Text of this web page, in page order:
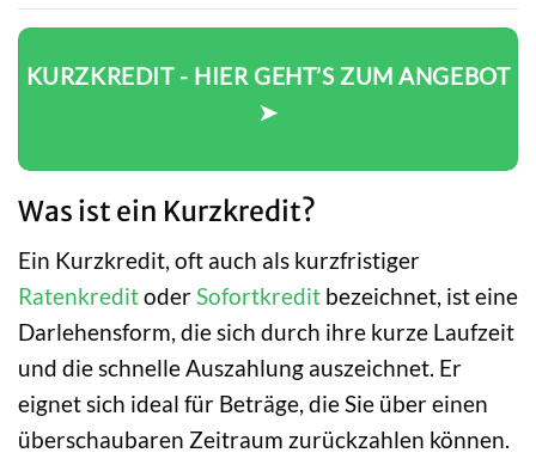
KURZKREDIT - HIER GEHT’S ZUM ANGEBOT
➤
Was ist ein Kurzkredit?
Ein Kurzkredit, oft auch als kurzfristiger
Ratenkreditoder Sofortkredit bezeichnet, ist eine
Darlehensform, die sich durch ihre kurze Laufzeit
und die schnelle Auszahlung auszeichnet. Er
eignet sich ideal für Beträge, die Sie über einen
überschaubaren Zeitraum zurückzahlen können.